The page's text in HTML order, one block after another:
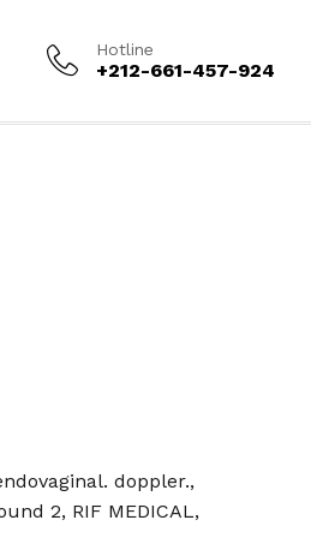
Hotline
+212-661-457-924
doppler.,
2, RIF MEDICAL,